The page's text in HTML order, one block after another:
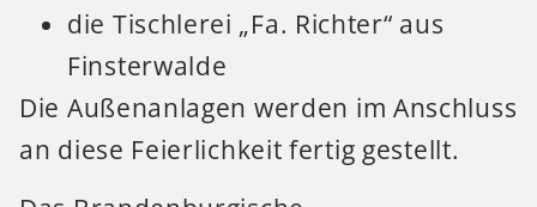
die Tischlerei „Fa. Richter“ aus
Finsterwalde
Die Außenanlagen werden im Anschluss
an diese Feierlichkeit fertig gestellt.